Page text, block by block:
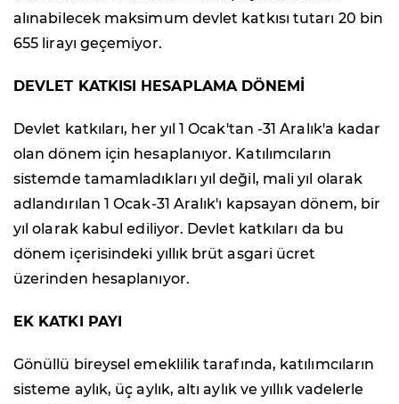
alınabilecek maksimum devlet katkısı tutarı 20 bin
655 lirayı geçemiyor.
DEVLET KATKISI HESAPLAMA DÖNEMİ
Devlet katkıları, her yıl 1 Ocak'tan -31 Aralık'a kadar
olan dönem için hesaplanıyor. Katılımcıların
sistemde tamamladıkları yıl değil, mali yıl olarak
adlandırılan 1 Ocak-31 Aralık'ı kapsayan dönem, bir
yıl olarak kabul ediliyor. Devlet katkıları da bu
dönem içerisindeki yıllık brüt asgari ücret
üzerinden hesaplanıyor.
EK KATKI PAYI
Gönüllü bireysel emeklilik tarafında, katılımcıların
sisteme aylık, üç aylık, altı aylık ve yıllık vadelerle